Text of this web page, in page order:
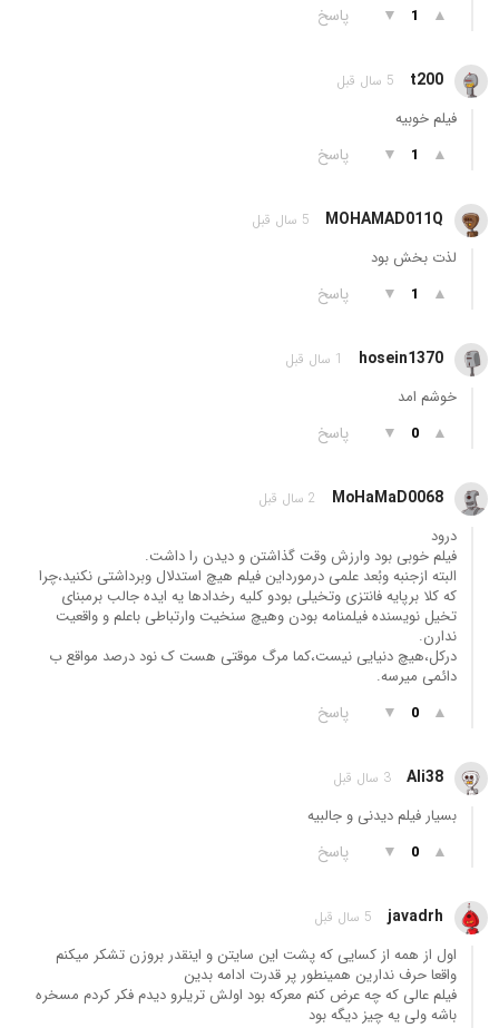
▲
1
▼ پاسخ
t200 5 سال قبل
فیلم خوبیه
▲
1
▼ پاسخ
MOHAMAD011Q 5 سال قبل
لذت بخش بود
▲
1
▼ پاسخ
hosein1370 1 سال قبل
خوشم امد
▲
0
▼ پاسخ
MoHaMaD0068 2 سال قبل
درود
فیلم خوبی بود وارزش وقت گذاشتن و دیدن را داشت.
البته ازجنبه وبُعد علمی درمورداین فیلم هیچ استدلال وبرداشتی نکنید،چرا
که کلا برپایه فانتزی وتخیلی بودو کلیه رخدادها یه ایده جالب برمبنای
تخیل نویسنده فیلمنامه بودن وهیچ سنخیت وارتباطی باعلم و واقعیت
ندارن.
درکل،هیچ دنیایی نیست،کما مرگ موقتی هست ک نود درصد مواقع ب
دائمی میرسه.
▲
0
▼ پاسخ
Ali38 3 سال قبل
بسیار فیلم دیدنی و جالبیه
▲
0
▼ پاسخ
javadrh 5 سال قبل
اول از همه از کسایی که پشت این سایتن و اینقدر بروزن تشکر میکنم
واقعا حرف ندارین همینطور پر قدرت ادامه بدین
فیلم عالی که چه عرض کنم معرکه بود اولش تریلرو دیدم فکر کردم مسخره
باشه ولی یه چیز دیگه بود